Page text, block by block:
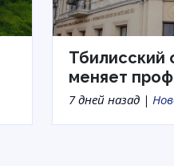
Тбилисский
меняет
7 дней назад |